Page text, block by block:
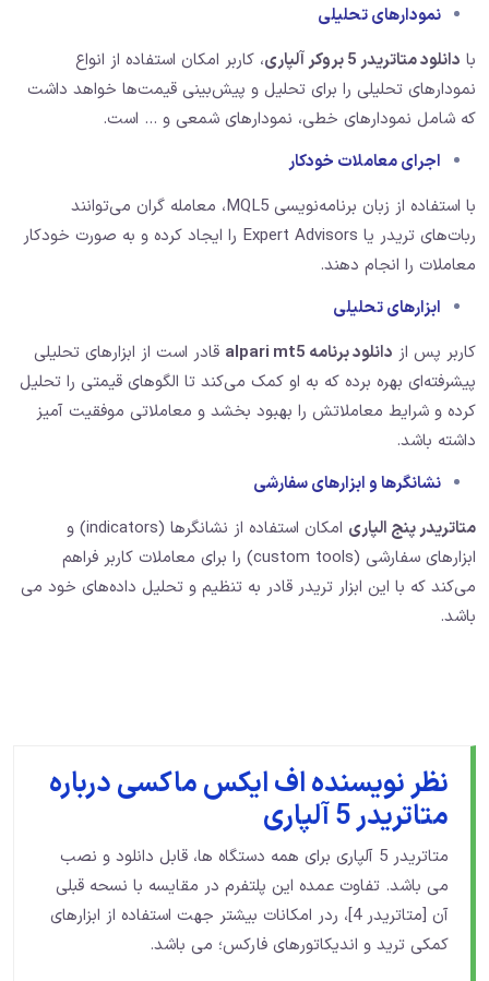
نمودارهای تحلیلی
با دانلود متاتریدر 5 بروکر آلپاری
، کاربر امکان استفاده از انواع
نمودارهای تحلیلی را برای تحلیل و پیش‌بینی قیمت‌ها خواهد داشت
که شامل نمودارهای خطی، نمودارهای شمعی و … است.
اجرای معاملات خودکار
با استفاده از زبان برنامه‌نویسی MQL5، معامله گران می‌توانند
ربات‌های تریدر یا Expert Advisors را ایجاد کرده و به صورت خودکار
معاملات را انجام دهند.
ابزارهای تحلیلی
کاربر پس از دانلود برنامه alpari mt5
قادر است از ابزارهای تحلیلی
پیشرفته‌ای بهره برده که به او کمک می‌کند تا الگوهای قیمتی را تحلیل
کرده و شرایط معاملاتش را بهبود بخشد و معاملاتی موفقیت آمیز
داشته باشد.
نشانگرها و ابزارهای سفارشی
متاتریدر پنج الپاری
امکان استفاده از نشانگرها (indicators) و
ابزارهای سفارشی (custom tools) را برای معاملات کاربر فراهم
می‌کند که با این ابزار تریدر قادر به تنظیم و تحلیل داده‌های خود می
باشد.
نظر نویسنده اف ایکس ماکسی درباره
متاتریدر 5 آلپاری
متاتریدر 5 آلپاری برای همه دستگاه ها، قابل دانلود و نصب
می باشد. تفاوت عمده این پلتفرم در مقایسه با نسحه قبلی
آن [متاتریدر 4]، ردر امکانات بیشتر جهت استفاده از ابزارهای
کمکی ترید و اندیکاتورهای فارکس؛ می باشد.